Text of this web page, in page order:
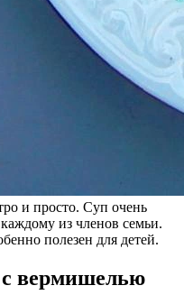
и просто. Суп очень
из членов семьи.
полезен для детей.
вермишелью